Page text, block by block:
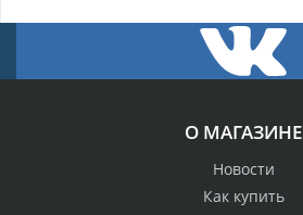
О МАГАЗИНЕ
Новости
Как купить